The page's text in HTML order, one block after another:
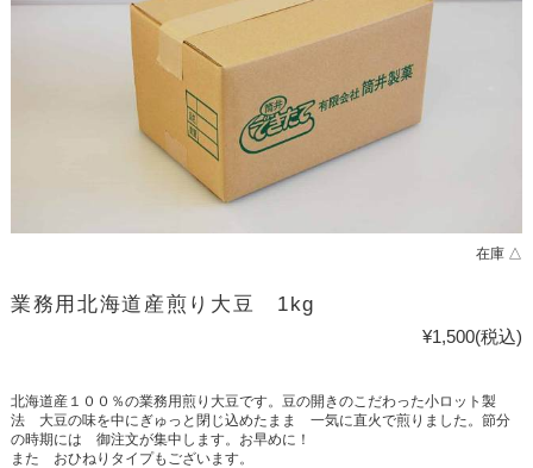
在庫 △
業務用北海道産煎り大豆 1kg
¥1,500(税込)
北海道産１００％の業務用煎り大豆です。豆の開きのこだわった小ロット製
法 大豆の味を中にぎゅっと閉じ込めたまま 一気に直火で煎りました。節分
の時期には 御注文が集中します。お早めに！
また おひねりタイプもございます。